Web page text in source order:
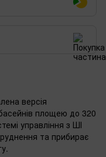
версія
площею до 320
управління з ШІ
та прибирає